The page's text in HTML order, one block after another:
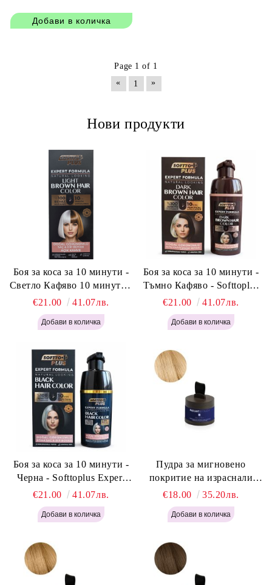
Page 1 of 1
«
1 »
Нови продукти
Боя за коса за 10 минути -
Светло Кафяво 10 минути -
Softtoplus Expert Woman
Light Brown 400мл
€21.00 41.07лв.
Боя за коса за 10 минути -
Тъмно Кафяво - Softtoplus
Expert Woman Dark Brown
400 мл
€21.00 41.07лв.
Боя за коса за 10 минути -
Черна - Softtoplus Expert
Woman Black 400мл
€21.00 41.07лв.
Пудра за мигновено
покритие на израснали
корени Светло Русо - Labor
Pro Instant Retouch Powder -
Light Blonde H646
€18.00 35.20лв.